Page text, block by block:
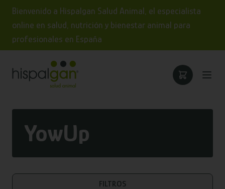
Bienvenido a Hispalgan Salud Animal, el especialista
online en salud, nutrición y bienestar animal para
profesionales en España
YowUp
FILTROS